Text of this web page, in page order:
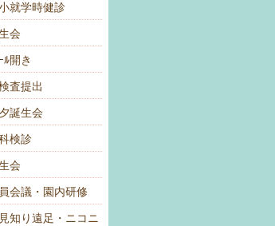
就学時健診
会
ﾙ開き
査提出
誕生会
検診
会
会議・園内研修
知り遠足・ニコニ